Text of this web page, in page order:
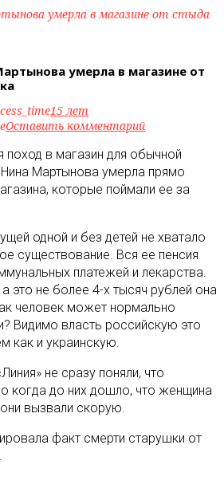
умерла в магазине от стыда
умерла в магазине от
15 лет
Оставить комментарий
поход в магазин для обычной
Мартынова умерла прямо
которые поймали ее за
одной и без детей не хватало
существование. Вся ее пенсия
платежей и лекарства.
это не более 4-х тысяч рублей она
человек может нормально
Видимо власть российскую это
как и украинскую.
не сразу поняли, что
когда до них дошло, что женщина
вызвали скорую.
факт смерти старушки от